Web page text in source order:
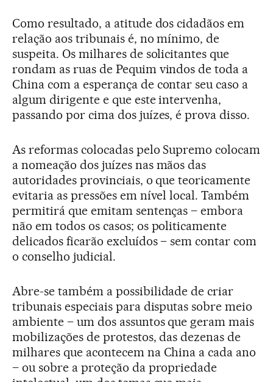
Como resultado, a atitude dos cidadãos em
relação aos tribunais é, no mínimo, de
suspeita. Os milhares de solicitantes que
rondam as ruas de Pequim vindos de toda a
China com a esperança de contar seu caso a
algum dirigente e que este intervenha,
passando por cima dos juízes, é prova disso.
As reformas colocadas pelo Supremo colocam
a nomeação dos juízes nas mãos das
autoridades provinciais, o que teoricamente
evitaria as pressões em nível local. Também
permitirá que emitam sentenças – embora
não em todos os casos; os politicamente
delicados ficarão excluídos – sem contar com
o conselho judicial.
Abre-se também a possibilidade de criar
tribunais especiais para disputas sobre meio
ambiente – um dos assuntos que geram mais
mobilizações de protestos, das dezenas de
milhares que acontecem na China a cada ano
– ou sobre a proteção da propriedade